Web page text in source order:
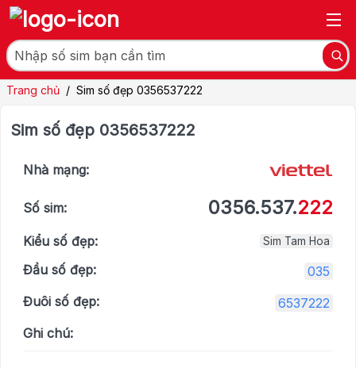
Trang chủ / Sim số đẹp 0356537222
Sim số đẹp 0356537222
Nhà mạng:
Số sim: 0356.537.222
Kiểu số đẹp: Sim Tam Hoa
Đầu số đẹp:
035
Đuôi số đẹp:
6537222
Ghi chú: